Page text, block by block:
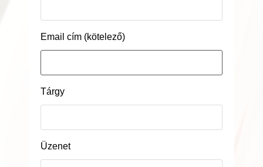
Email cím (kötelező)
Tárgy
Üzenet